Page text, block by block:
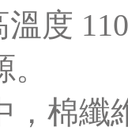
度
，棉纖